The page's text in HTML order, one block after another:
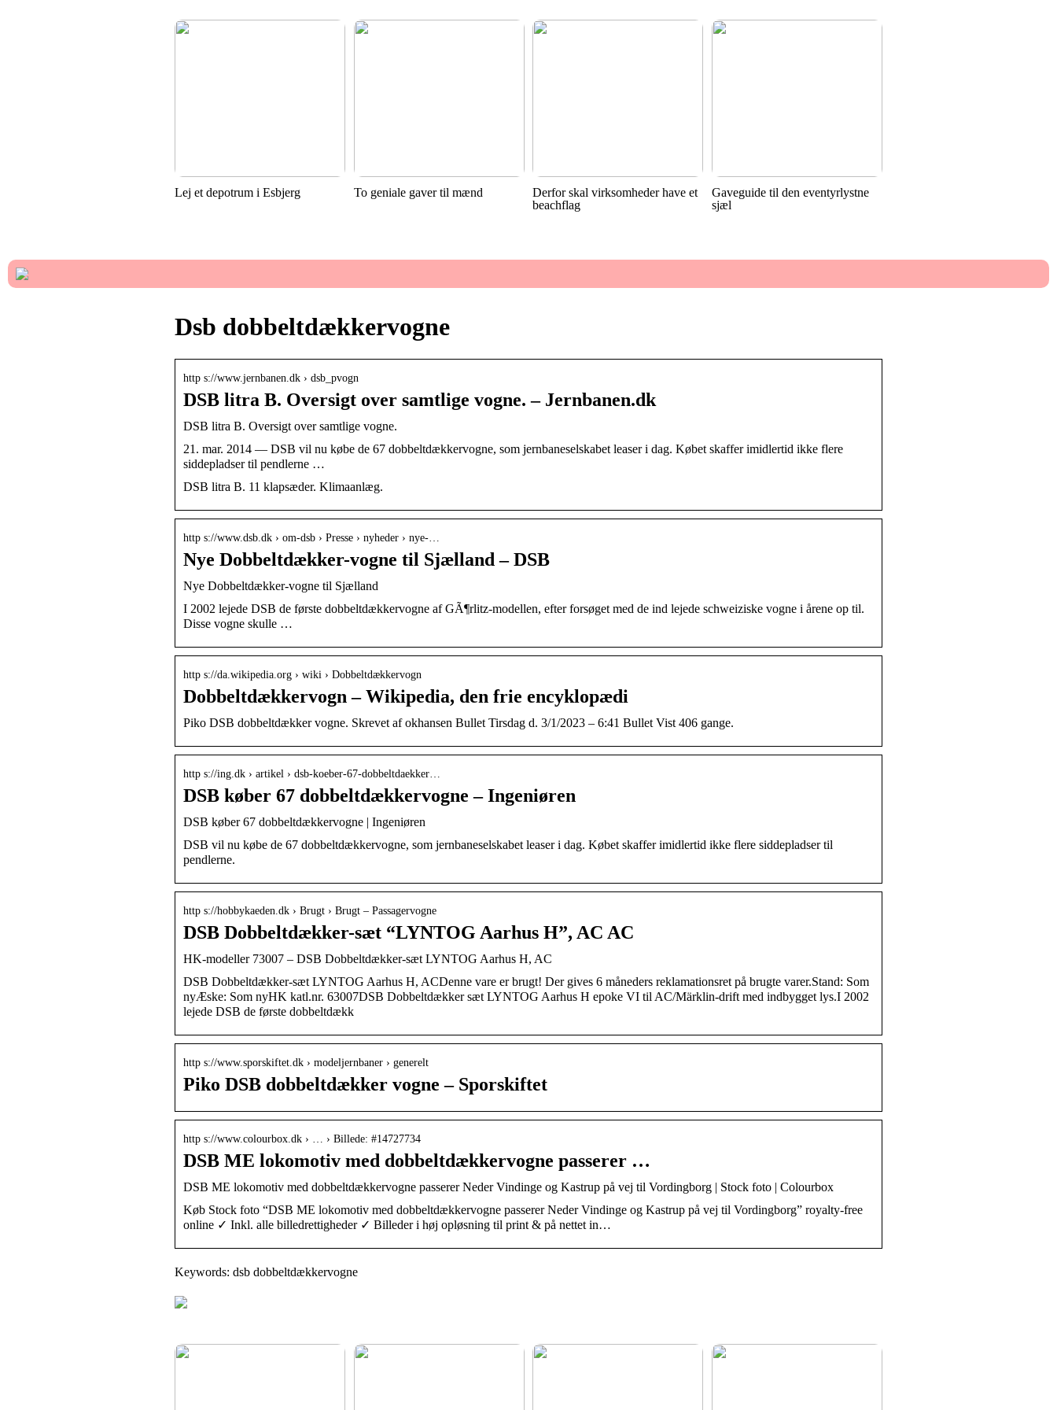
Lej et depotrum i Esbjerg To geniale gaver til mænd
Derfor skal virksomheder have et
beachflag
Gaveguide til den eventyrlystne
sjæl
Dsb dobbeltdækkervogne
http s://www.jernbanen.dk › dsb_pvogn
DSB litra B. Oversigt over samtlige vogne. – Jernbanen.dk
DSB litra B. Oversigt over samtlige vogne.
21. mar. 2014 — DSB vil nu købe de 67 dobbeltdækkervogne, som jernbaneselskabet leaser i dag. Købet skaffer imidlertid ikke flere
siddepladser til pendlerne …
DSB litra B. 11 klapsæder. Klimaanlæg.
http s://www.dsb.dk › om-dsb › Presse › nyheder › nye-…
Nye Dobbeltdækker-vogne til Sjælland – DSB
Nye Dobbeltdækker-vogne til Sjælland
I 2002 lejede DSB de første dobbeltdækkervogne af GÃ¶rlitz-modellen, efter forsøget med de ind lejede schweiziske vogne i årene op til.
Disse vogne skulle …
http s://da.wikipedia.org › wiki › Dobbeltdækkervogn
Dobbeltdækkervogn – Wikipedia, den frie encyklopædi
Piko DSB dobbeltdækker vogne. Skrevet af okhansen Bullet Tirsdag d. 3/1/2023 – 6:41 Bullet Vist 406 gange.
http s://ing.dk › artikel › dsb-koeber-67-dobbeltdaekker…
DSB køber 67 dobbeltdækkervogne – Ingeniøren
DSB køber 67 dobbeltdækkervogne | Ingeniøren
DSB vil nu købe de 67 dobbeltdækkervogne, som jernbaneselskabet leaser i dag. Købet skaffer imidlertid ikke flere siddepladser til
pendlerne.
http s://hobbykaeden.dk › Brugt › Brugt – Passagervogne
DSB Dobbeltdækker-sæt “LYNTOG Aarhus H”, AC AC
HK-modeller 73007 – DSB Dobbeltdækker-sæt LYNTOG Aarhus H, AC
DSB Dobbeltdækker-sæt LYNTOG Aarhus H, ACDenne vare er brugt! Der gives 6 måneders reklamationsret på brugte varer.Stand: Som
nyÆske: Som nyHK katl.nr. 63007DSB Dobbeltdækker sæt LYNTOG Aarhus H epoke VI til AC/Märklin-drift med indbygget lys.I 2002
lejede DSB de første dobbeltdækk
http s://www.sporskiftet.dk › modeljernbaner › generelt
Piko DSB dobbeltdækker vogne – Sporskiftet
http s://www.colourbox.dk › … › Billede: #14727734
DSB ME lokomotiv med dobbeltdækkervogne passerer …
DSB ME lokomotiv med dobbeltdækkervogne passerer Neder Vindinge og Kastrup på vej til Vordingborg | Stock foto | Colourbox
Køb Stock foto “DSB ME lokomotiv med dobbeltdækkervogne passerer Neder Vindinge og Kastrup på vej til Vordingborg” royalty-free
online ✓ Inkl. alle billedrettigheder ✓ Billeder i høj opløsning til print & på nettet in…
Keywords: dsb dobbeltdækkervogne